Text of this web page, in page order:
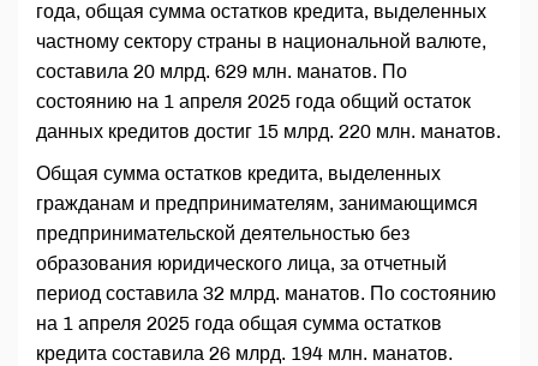
года, общая сумма остатков кредита, выделенных
частному сектору страны в национальной валюте,
составила 20 млрд. 629 млн. манатов. По
состоянию на 1 апреля 2025 года общий остаток
данных кредитов достиг 15 млрд. 220 млн. манатов.
Общая сумма остатков кредита, выделенных
гражданам и предпринимателям, занимающимся
предпринимательской деятельностью без
образования юридического лица, за отчетный
период составила 32 млрд. манатов. По состоянию
на 1 апреля 2025 года общая сумма остатков
кредита составила 26 млрд. 194 млн. манатов.